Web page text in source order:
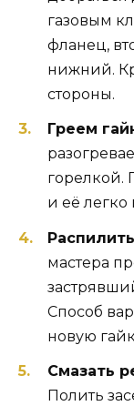
газовым
фланец,
нижний.
стороны.
Греем
горелкой.
и её легко
мастера
Способ
новую
Смазать
Полить